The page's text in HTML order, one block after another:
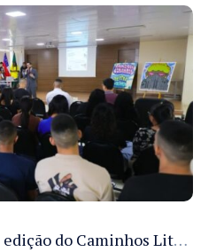
Sejusc participa da 5ª edição do Caminhos Literários com foco na cultura hip-hop nas unidades socioeducativas